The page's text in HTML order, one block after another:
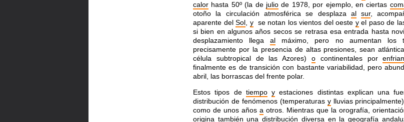
calor hasta 50º (la de julio de 1978, por ejemplo, en ciertas
otoño la circulación atmosférica se desplaza al sur,
aparente delSol yse notan los vientos del oeste yel paso de
si bien en algunos años secos se retrasa esa entrada hasta
desplazamiento llegaal máximo, pero no aumentan los
precisamente por la presencia de altas presiones, sean
célula subtropical de las Azores) o continentales por
finalmente es de transición con bastante variabilidad, pero
abril, las borrascas del frente polar.
Estos tipos de tiempo y estaciones distintas explican una
distribución de fenómenos (temperaturas ylluvias
como de unos años a otros. Mientras que la orografía,
origina también una distribución diversa en la geografía